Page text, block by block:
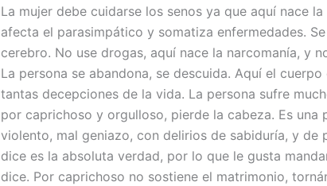
La mujer debe cuidarse los senos ya que aquí nace
afecta el parasimpático y somatiza enfermedades.
cerebro. No use drogas, aquí nace la narcomanía, y
La persona se abandona, se descuida. Aquí el
tantas decepciones de la vida. La persona sufre
por caprichoso y orgulloso, pierde la cabeza. Es una
violento, mal geniazo, con delirios de sabiduría, y de
dice es la absoluta verdad, por lo que le gusta
dice. Por caprichoso no sostiene el matrimonio,